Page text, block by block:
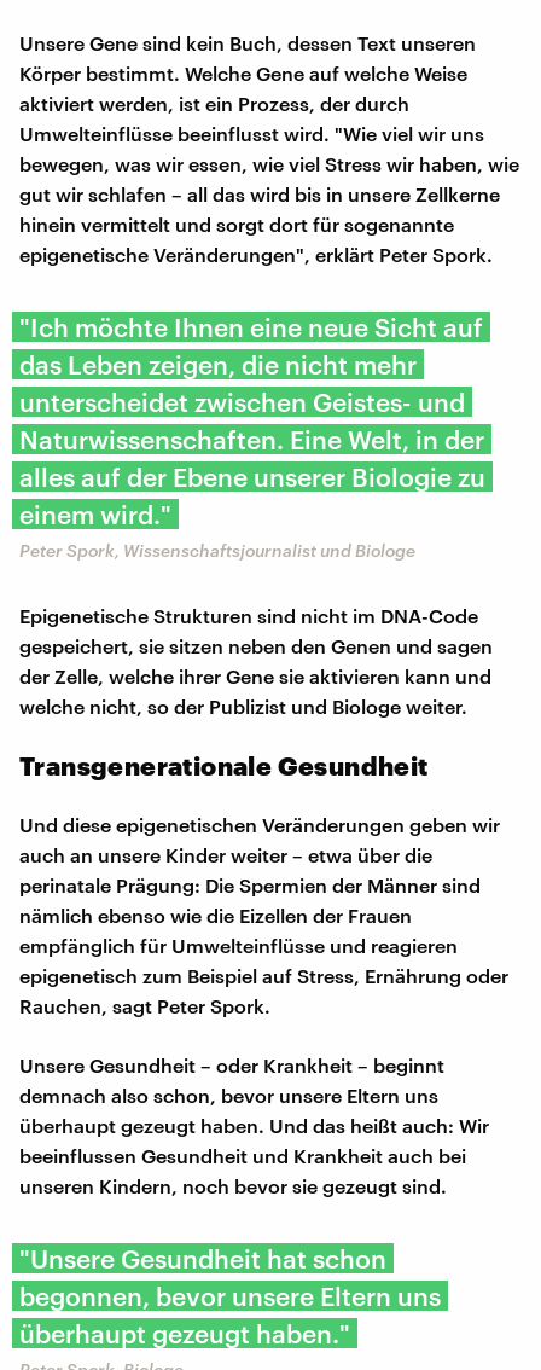
Unsere Gene sind kein Buch, dessen Text unseren
Körper bestimmt. Welche Gene auf welche Weise
aktiviert werden, ist ein Prozess, der durch
Umwelteinflüsse beeinflusst wird. "Wie viel wir uns
bewegen, was wir essen, wie viel Stress wir haben, wie
gut wir schlafen – all das wird bis in unsere Zellkerne
hinein vermittelt und sorgt dort für sogenannte
epigenetische Veränderungen", erklärt Peter Spork.
"Ich möchte Ihnen eine neue Sicht auf
das Leben zeigen, die nicht mehr
unterscheidet zwischen Geistes- und
Naturwissenschaften. Eine Welt, in der
alles auf der Ebene unserer Biologie zu
einem wird."
Peter Spork, Wissenschaftsjournalist und Biologe
Epigenetische Strukturen sind nicht im DNA-Code
gespeichert, sie sitzen neben den Genen und sagen
der Zelle, welche ihrer Gene sie aktivieren kann und
welche nicht, so der Publizist und Biologe weiter.
Transgenerationale Gesundheit
Und diese epigenetischen Veränderungen geben wir
auch an unsere Kinder weiter – etwa über die
perinatale Prägung: Die Spermien der Männer sind
nämlich ebenso wie die Eizellen der Frauen
empfänglich für Umwelteinflüsse und reagieren
epigenetisch zum Beispiel auf Stress, Ernährung oder
Rauchen, sagt Peter Spork.
Unsere Gesundheit – oder Krankheit – beginnt
demnach also schon, bevor unsere Eltern uns
überhaupt gezeugt haben. Und das heißt auch: Wir
beeinflussen Gesundheit und Krankheit auch bei
unseren Kindern, noch bevor sie gezeugt sind.
"Unsere Gesundheit hat schon
begonnen, bevor unsere Eltern uns
überhaupt gezeugt haben."